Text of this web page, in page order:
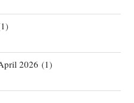
1)
2026 (1)